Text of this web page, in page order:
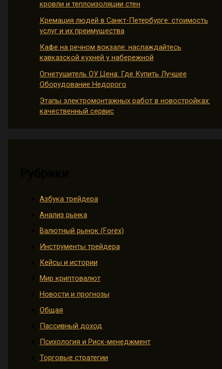
кровли и теплоизоляции стен
Кремация людей в Санкт-Петербурге: стоимость
услуг и их преимущества
Кафе на речном вокзале: наслаждайтесь
кавказской кухней у набережной
Огнетушитель ОУ Цена: Где Купить Лучшее
Оборудование Недорого
Этапы электромонтажных работ в новостройках:
качественный сервис
Азбука трейдера
Анализ рынка
Валютный рынок (Forex)
Инструменты трейдера
Кейсы и истории
Мир криптовалют
Новости и прогнозы
Общая
Пассивный доход
Психология и Риск-менеджмент
Торговые стратегии